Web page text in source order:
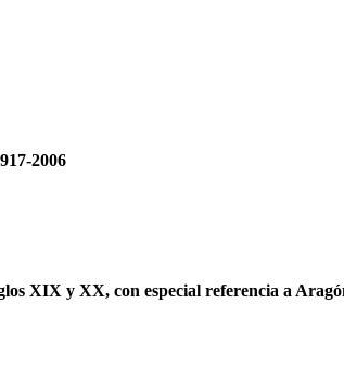
2006
XIX y XX, con especial referencia a